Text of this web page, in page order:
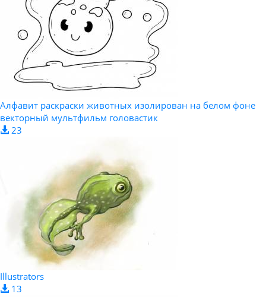
Алфавит раскраски животных изолирован на белом фоне
векторный мультфильм головастик
23
Illustrators
13